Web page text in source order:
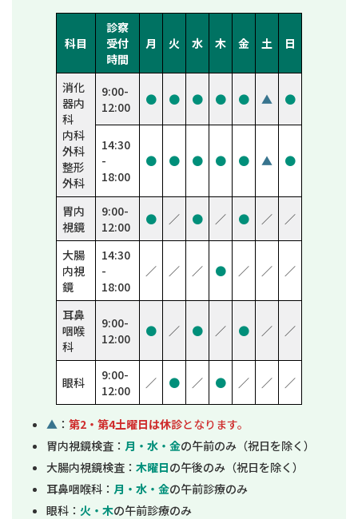
科目
診察
受付
時間
月 火 水 木 金 土 日
消化
器内
科
内科
外科
整形
外科
9:00-
12:00
● ● ● ● ● ▲ ●
14:30
-
18:00
● ● ● ● ● ▲ ●
胃内
視鏡
9:00-
12:00
● ／ ● ／ ● ／ ／
大腸
内視
鏡
14:30
-
18:00
／ ／ ／ ● ／ ／ ／
耳鼻
咽喉
科
9:00-
12:00
● ／ ● ／ ● ／ ／
眼科
9:00-
12:00
／ ● ／ ● ／ ／ ／
▲ ： 第2・第4土曜日は休診となります。
胃内視鏡検査： 月・水・金の午前のみ（祝日を除く）
大腸内視鏡検査： 木曜日の午後のみ（祝日を除く）
耳鼻咽喉科： 月・水・金の午前診療のみ
眼科： 火・木の午前診療のみ